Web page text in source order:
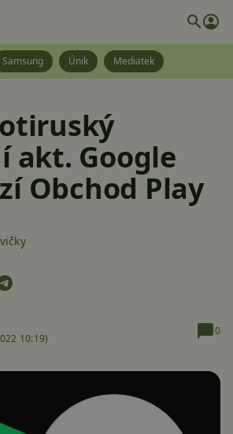
Samsung Únik Mediatek
akt. Google
Obchod Play
10:19)
0